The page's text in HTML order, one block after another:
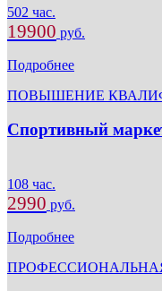
502 час.
19900 руб.
Подробнее
ПОВЫШЕНИЕ
Спортивный
108 час.
2990 руб.
Подробнее